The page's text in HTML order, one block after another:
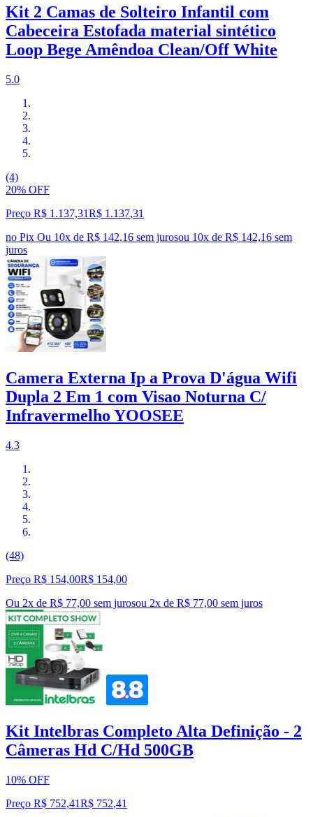
Kit 2 Camas de Solteiro Infantil com
Cabeceira Estofada material sintético
Loop Bege Amêndoa Clean/Off White
5.0
(4)
20% OFF
Preço R$ 1.137,31R$ 1.137,31
no Pix Ou 10x de R$ 142,16 sem jurosou 10x de R$ 142,16 sem
juros
Camera Externa Ip a Prova D'água Wifi
Dupla 2 Em 1 com Visao Noturna C/
Infravermelho YOOSEE
4.3
(48)
Preço R$ 154,00R$ 154,00
Ou 2x de R$ 77,00 sem jurosou 2x de R$ 77,00 sem juros
Kit Intelbras Completo Alta Definição - 2
Câmeras Hd C/Hd 500GB
10% OFF
Preço R$ 752,41R$ 752,41